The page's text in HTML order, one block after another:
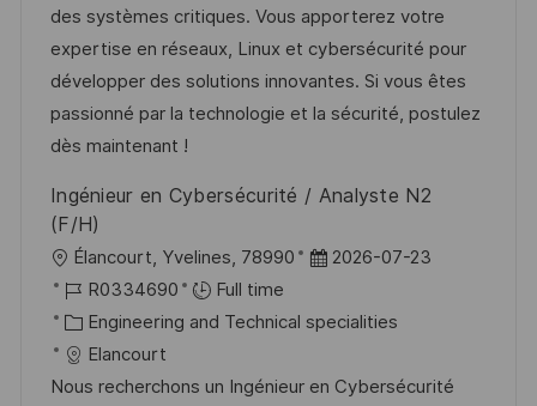
o
n
D
a
t
e
g
o
r
y
des systèmes critiques. Vous apporterez votre
expertise en réseaux, Linux et cybersécurité pour
développer des solutions innovantes. Si vous êtes
passionné par la technologie et la sécurité, postulez
dès maintenant !
Ingénieur en Cybersécurité / Analyste N2
(F/H)
L
o
c
a
t
Élancourt, Yvelines, 78990
P
s
e
2026-07-23
J
o
b
I
R0334690
Full time
C
a
t
Engineering and Technical specialities
Elancourt
Nous recherchons un Ingénieur en Cybersécurité